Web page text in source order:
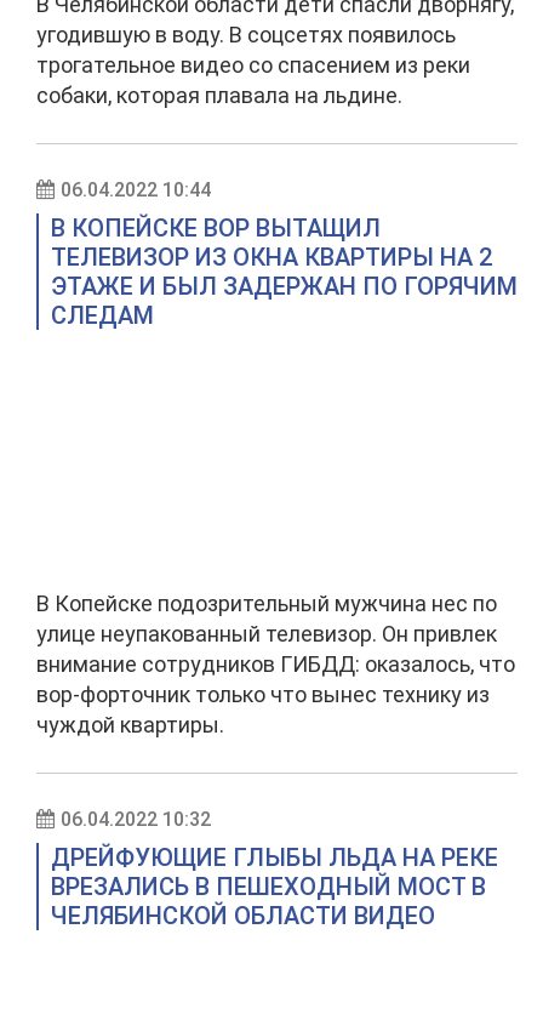
угодившую в воду. В соцсетях появилось
трогательное видео со спасением из реки
собаки, которая плавала на льдине.
06.04.2022 10:44
В КОПЕЙСКЕ ВОР ВЫТАЩИЛ
ТЕЛЕВИЗОР ИЗ ОКНА КВАРТИРЫ НА 2
ЭТАЖЕ И БЫЛ ЗАДЕРЖАН ПО ГОРЯЧИМ
СЛЕДАМ
В Копейске подозрительный мужчина нес по
улице неупакованный телевизор. Он привлек
внимание сотрудников ГИБДД: оказалось, что
вор-форточник только что вынес технику из
чуждой квартиры.
06.04.2022 10:32
ДРЕЙФУЮЩИЕ ГЛЫБЫ ЛЬДА НА РЕКЕ
ВРЕЗАЛИСЬ В ПЕШЕХОДНЫЙ МОСТ В
ЧЕЛЯБИНСКОЙ ОБЛАСТИ ВИДЕО